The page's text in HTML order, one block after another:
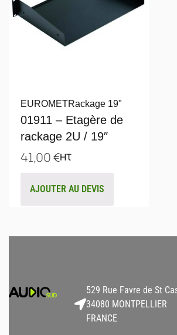
EUROMETRackage 19"
01911 – Etagère de
rackage 2U / 19″
41,00€HT
AJOUTER AU DEVIS
529 Rue Favre de St
34080 MONTPELLIER
FRANCE